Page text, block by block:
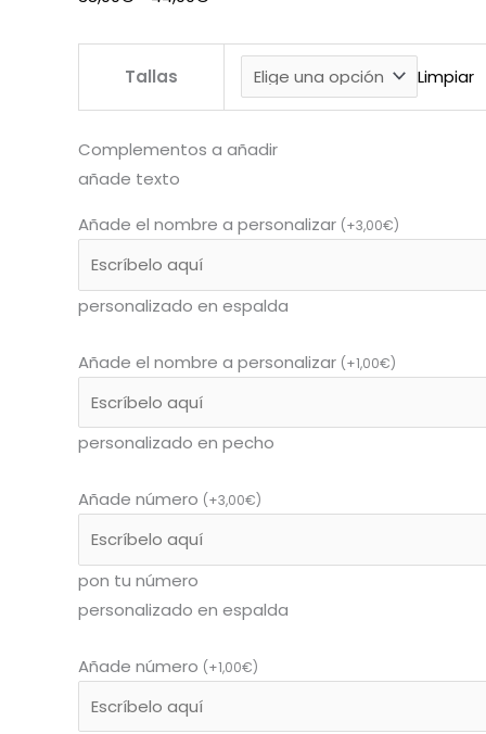
Tallas Limpiar
Complementos a añadir
añade texto
Añade el nombre a personalizar (+3,00€)
personalizado en espalda
Añade el nombre a personalizar (+1,00€)
personalizado en pecho
Añade número (+3,00€)
pon tu número
personalizado en espalda
Añade número (+1,00€)